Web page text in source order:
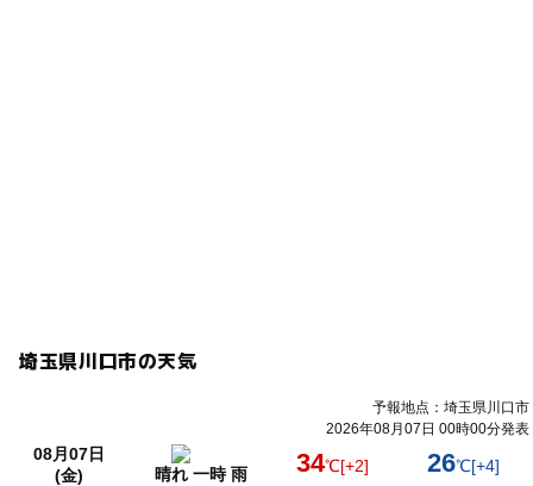
埼玉県川口市の天気
予報地点：埼玉県川口市
2026年08月07日 00時00分発表
08月07日
(金)
晴れ 一時 雨 34℃[+2] 26℃[+4]